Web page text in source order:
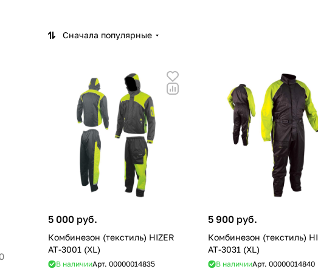
Сначала популярные
5 000 руб.
Комбинезон (текстиль) HIZER
AT-3001 (XL)
В наличииАрт. 00000014835
5 900 руб.
Комбинезон (текстиль)
AT-3031 (XL)
В наличииАрт. 00000014840